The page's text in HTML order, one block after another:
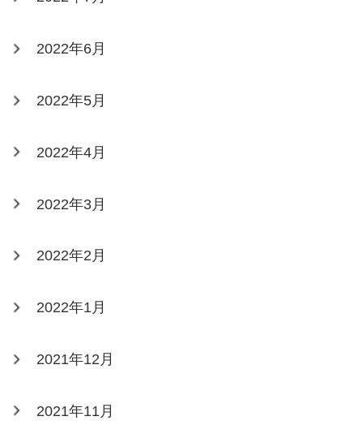
2022年6月
2022年5月
2022年4月
2022年3月
2022年2月
2022年1月
2021年12月
2021年11月